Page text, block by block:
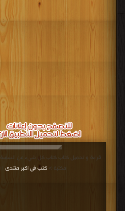
مكتبة >كتب في اكبر منتدى